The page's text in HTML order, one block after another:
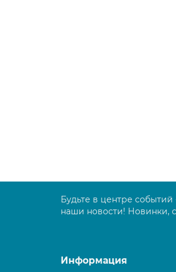
Будьте в центре
наши новости! Новинки,
Информация